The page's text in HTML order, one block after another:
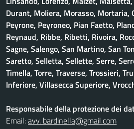
Durant, Moliera, Morasso, Mortaria,
Peyrone, Peyroneo, Pian Faetto,
Reynaud, Ribbe, Ribetti, Rivoira,
Sagne, Salengo, San Martino, San
Saretto, Selletta, Sellette, Serre,
Timella, Torre, Traverse, Trossieri,
Inferiore, Villasecca Superiore,
Responsabile della protezione dei
Email:avv. bardinella@gmail.com